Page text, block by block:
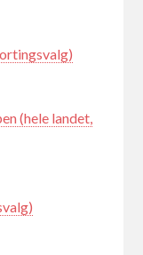
(hele landet,